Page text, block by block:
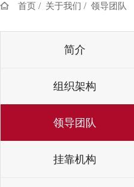
首页 / 关于我们 / 领导团队
简介
组织架构
领导团队
挂靠机构